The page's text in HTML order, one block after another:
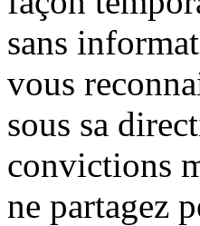
sans
vous
sous sa
convictions
ne partagez